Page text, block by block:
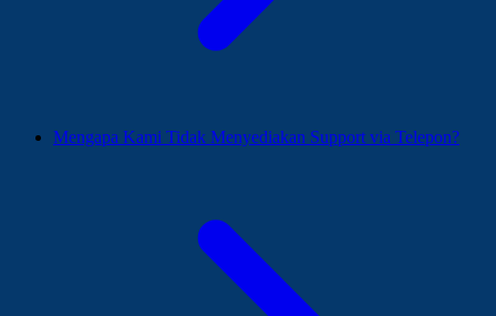
Mengapa Kami Tidak Menyediakan Support via Telepon?